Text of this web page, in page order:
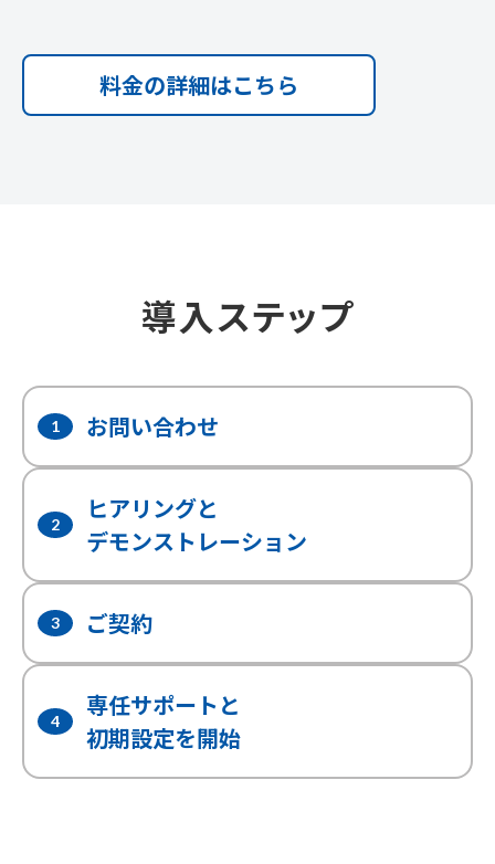
料金の詳細はこちら
導入ステップ
1 お問い合わせ
2
ヒアリングと
デモンストレーション
3 ご契約
4
専任サポートと
初期設定を開始